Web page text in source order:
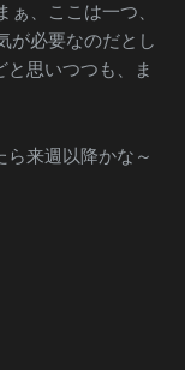
、ここは一つ、
が必要なのだとし
思いつつも、ま
来週以降かな～